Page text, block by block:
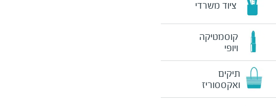
ציוד משרדי
קוסמטיקה
ויופי
תיקים
ואקססוריז